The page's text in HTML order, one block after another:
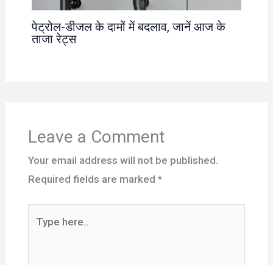
पेट्रोल-डीजल के दामों में बदलाव, जानें आज के
ताजा रेट्स
Leave a Comment
Your email address will not be published.
Required fields are marked *